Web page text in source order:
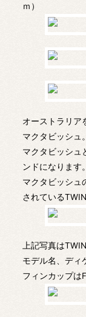
ｍ）
オーストラリア
マクタビッシュ。
マクタビッシュ
ンドになります。
マクタビッシュ
されている
上記写真は
モデル名、ディ
フィンカップは